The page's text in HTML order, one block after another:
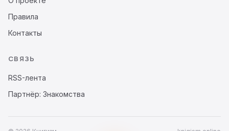
Правила
Контакты
СВЯЗЬ
RSS-лента
Партнёр: Знакомства